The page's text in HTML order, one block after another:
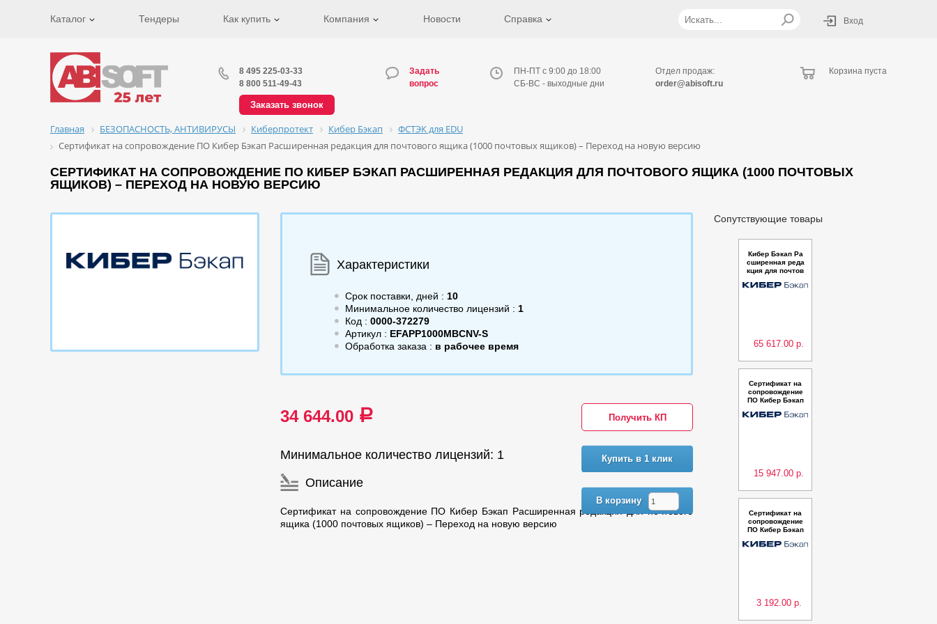
Каталог Тендеры Как купить Компания Новости Справка Вход
8 495 225-03-33
8 800 511-49-43
Заказать звонок
Задать
вопрос
ПН-ПТ с 9:00 до 18:00
СБ-ВС - выходные дни
Отдел продаж:
order@abisoft.ru
Корзина пуста
Главная БЕЗОПАСНОСТЬ, АНТИВИРУСЫ Киберпротект Кибер Бэкап
ФСТЭК для EDU
Сертификат на сопровождение ПО Кибер Бэкап Расширенная редакция для почтового ящика (1000 почтовых ящиков) – Переход на новую версию
СЕРТИФИКАТ НА СОПРОВОЖДЕНИЕ ПО КИБЕР БЭКАП РАСШИРЕННАЯ РЕДАКЦИЯ ДЛЯ ПОЧТОВОГО ЯЩИКА (1000 ПОЧТОВЫХ
ЯЩИКОВ) – ПЕРЕХОД НА НОВУЮ ВЕРСИЮ
Характеристики
Срок поставки, дней : 10
Минимальное количество лицензий : 1
Код : 0000-372279
Артикул : EFAPP1000MBCNV-S
Обработка заказа : в рабочее время
34 644.00 a Получить КП
Купить в 1 клик
В корзину
Минимальное количество лицензий: 1
Описание
Сертификат на сопровождение ПО Кибер Бэкап Расширенная редакция для почтового
ящика (1000 почтовых ящиков) – Переход на новую версию
Сопутствующие товары
Кибер Бэкап Ра
сширенная реда
кция для почтов
чтовых ящиков)
65 617.00 р.
Сертификат на
сопровождение
ПО Кибер Бэкап
дакция для почт
15 947.00 р.
Сертификат на
сопровождение
ПО Кибер Бэкап
дакция для почт
3 192.00 р.